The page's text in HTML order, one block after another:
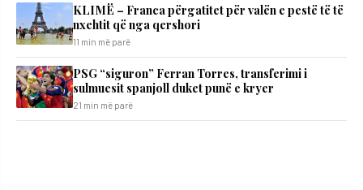
KLIMË – Franca përgatitet për valën e pestë të të
nxehtit që nga qershori
11 min më parë
PSG “siguron” Ferran Torres, transferimi i
sulmuesit spanjoll duket punë e kryer
21 min më parë